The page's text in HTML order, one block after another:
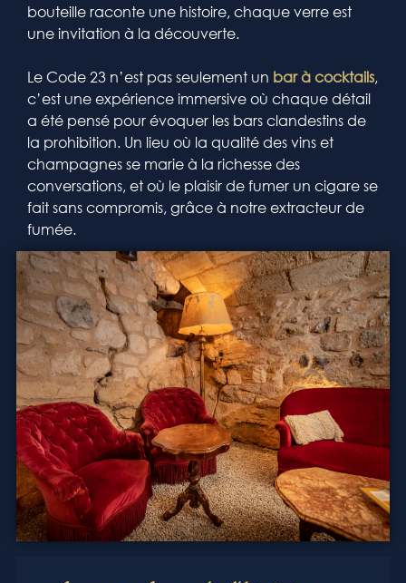
bouteille raconte une histoire, chaque verre est
une invitation à la découverte.
Le Code 23 n’est pas seulement un bar à cocktails,
c’est une expérience immersive où chaque détail
a été pensé pour évoquer les bars clandestins de
la prohibition. Un lieu où la qualité des vins et
champagnes se marie à la richesse des
conversations, et où le plaisir de fumer un cigare se
fait sans compromis, grâce à notre extracteur de
fumée.